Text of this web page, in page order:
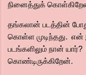
நினைத்துக்
தங்கலான் படத்தின்
கொள்ள முடிந்தது.
படங்களிலும் நான்
கொண்டிருக்கிறேன்.